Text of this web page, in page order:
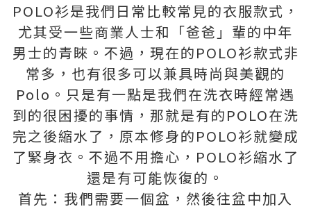
POLO衫是我們日常比較常見的衣服款式，
尤其受一些商業人士和「爸爸」輩的中年
男士的青睞。不過，現在的POLO衫款式非
常多，也有很多可以兼具時尚與美觀的
Polo。只是有一點是我們在洗衣時經常遇
到的很困擾的事情，那就是有的POLO在洗
完之後縮水了，原本修身的POLO衫就變成
了緊身衣。不過不用擔心，POLO衫縮水了
還是有可能恢復的。
首先：我們需要一個盆，然後往盆中加入